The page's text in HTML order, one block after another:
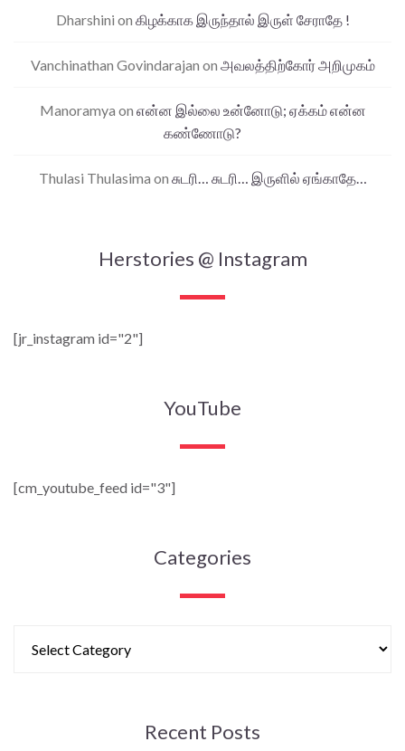
Dharshini on கிழக்காக இருந்தால் இருள் சேராதே !
Vanchinathan Govindarajan on அவலத்திற்கோர் அறிமுகம்
Manoramya on என்ன இல்லை உன்னோடு; ஏக்கம் என்ன
கண்ணோடு?
Thulasi Thulasima on சுடரி… சுடரி… இருளில் ஏங்காதே…
Herstories @ Instagram
[jr_instagram id="2"]
YouTube
[cm_youtube_feed id="3"]
Categories
Recent Posts